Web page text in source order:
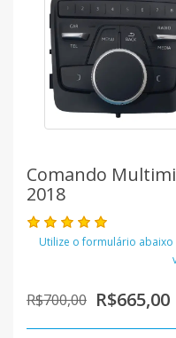
Comando
2018
Utilize o formulário
R$700,00 R$665,00